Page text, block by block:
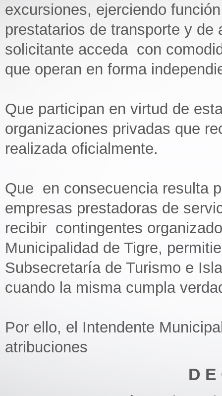
excursiones, ejerciendo
prestatarios de transporte y
solicitante acceda con
que operan en forma
Que participan en virtud de
organizaciones privadas que
realizada oficialmente.
Que en consecuencia resulta
empresas prestadoras de
recibir contingentes
Municipalidad de Tigre,
Subsecretaría de Turismo e
cuando la misma cumpla
Por ello, el Intendente
atribuciones
D E